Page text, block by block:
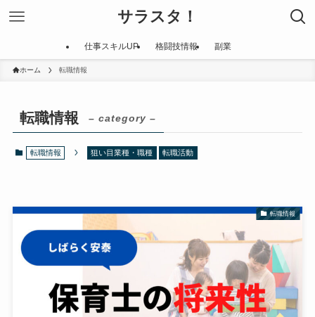
サラスタ！
仕事スキルUP 格闘技情報 副業
ホーム 転職情報
転職情報 – category –
転職情報 狙い目業種・職種 転職活動
転職情報